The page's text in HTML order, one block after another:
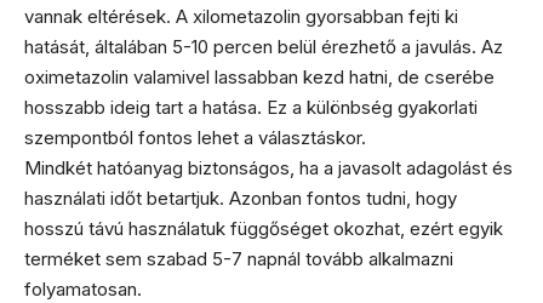
vannak eltérések. A xilometazolin gyorsabban fejti ki
hatását, általában 5-10 percen belül érezhető a javulás. Az
oximetazolin valamivel lassabban kezd hatni, de cserébe
hosszabb ideig tart a hatása. Ez a különbség gyakorlati
szempontból fontos lehet a választáskor.
Mindkét hatóanyag biztonságos, ha a javasolt adagolást és
használati időt betartjuk. Azonban fontos tudni, hogy
hosszú távú használatuk függőséget okozhat, ezért egyik
terméket sem szabad 5-7 napnál tovább alkalmazni
folyamatosan.